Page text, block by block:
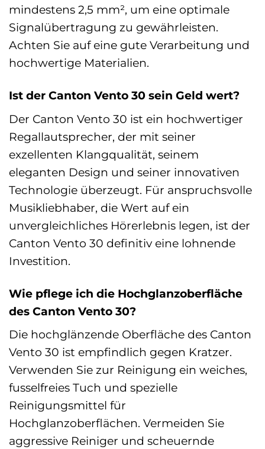
mindestens 2,5 mm², um eine optimale
Signalübertragung zu gewährleisten.
Achten Sie auf eine gute Verarbeitung und
hochwertige Materialien.
Ist der Canton Vento 30 sein Geld wert?
Der Canton Vento 30 ist ein hochwertiger
Regallautsprecher, der mit seiner
exzellenten Klangqualität, seinem
eleganten Design und seiner innovativen
Technologie überzeugt. Für anspruchsvolle
Musikliebhaber, die Wert auf ein
unvergleichliches Hörerlebnis legen, ist der
Canton Vento 30 definitiv eine lohnende
Investition.
Wie pflege ich die Hochglanzoberfläche
des Canton Vento 30?
Die hochglänzende Oberfläche des Canton
Vento 30 ist empfindlich gegen Kratzer.
Verwenden Sie zur Reinigung ein weiches,
fusselfreies Tuch und spezielle
Reinigungsmittel für
Hochglanzoberflächen. Vermeiden Sie
aggressive Reiniger und scheuernde